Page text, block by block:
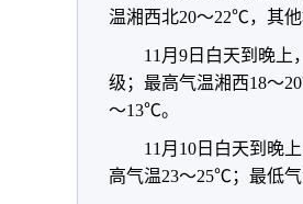
温湘西北20～22℃，其
11月9日白天到晚上
级；最高气温湘西18～
～13℃。
11月10日白天到晚
高气温23～25℃；最低